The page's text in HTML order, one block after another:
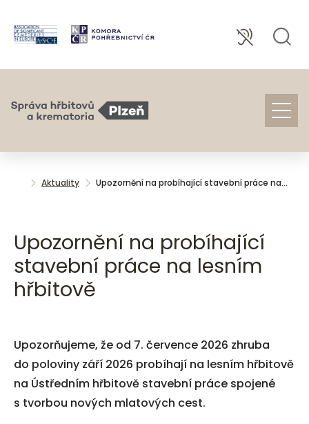
Aktuality Upozornění na probíhající stavební práce na…
Upozornění na probíhající
stavební práce na lesním
hřbitově
Upozorňujeme, že od 7. července 2026 zhruba
do poloviny září 2026 probíhají na lesním hřbitově
na Ústředním hřbitově stavební práce spojené
s tvorbou nových mlatových cest.